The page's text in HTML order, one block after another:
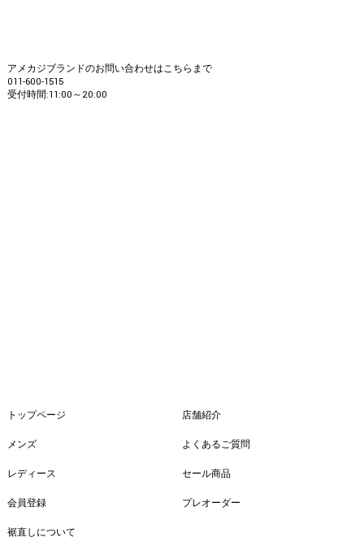
アメカジブランドのお問い合わせはこちらまで
011-600-1515
受付時間:11:00～20:00
トップページ
メンズ
レディース
会員登録
裾直しについて
店舗紹介
よくあるご質問
セール商品
プレオーダー